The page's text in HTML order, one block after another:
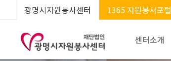
광명시자원봉사센터 1365 자원봉사포털
센터소개